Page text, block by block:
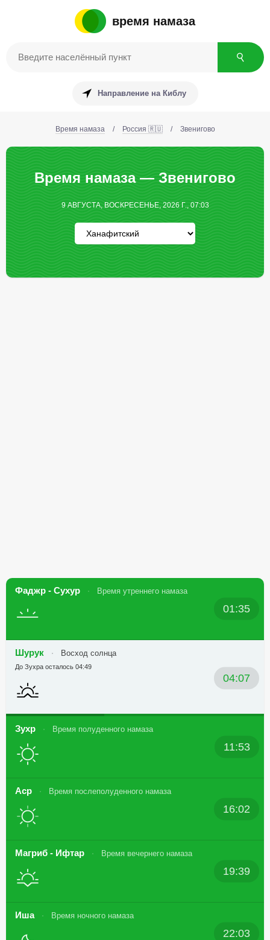
время намаза
Направление на Киблу
Время намаза / Россия 🇷🇺 / Звенигово
Время намаза — Звенигово
9 АВГУСТА, ВОСКРЕСЕНЬЕ, 2026 Г., 07:03
Фаджр - Сухур Время утреннего намаза
01:35
Шурук Восход солнца
04:07
До Зухра осталось 04:49
Зухр Время полуденного намаза
11:53
Аср Время послеполуденного намаза
16:02
Магриб - Ифтар Время вечернего намаза
19:39
Иша Время ночного намаза
22:03